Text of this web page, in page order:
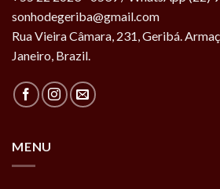
sonhodegeriba@gmail.com
Rua Vieira Câmara, 231, Geribá.
Janeiro, Brazil.
MENU